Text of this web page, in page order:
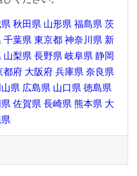
秋田県 山形県 福島県 茨
千葉県 東京都 神奈川県 新
山梨県 長野県 岐阜県 静岡
都府 大阪府 兵庫県 奈良県
山県 広島県 山口県 徳島県
佐賀県 長崎県 熊本県 大